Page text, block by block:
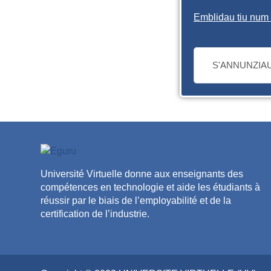
Emblidau tiu
Université Virtuelle donne aux enseignants des
compétences en technologie et aide les étudiants à
réussir par le biais de l’employabilité et de la
certification de l’industrie.